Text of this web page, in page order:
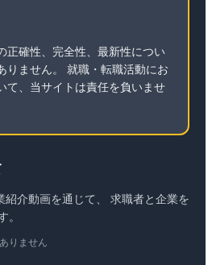
正確性、完全性、最新性につい
りません。 就職・転職活動にお
て、当サイトは責任を負いませ
紹介動画を通じて、 求職者と企業を
。
りません